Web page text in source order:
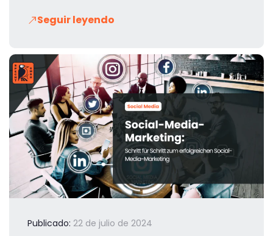
Seguir leyendo
Publicado: 22 de julio de 2024